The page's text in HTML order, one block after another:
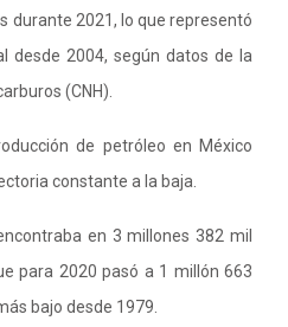
durante 2021, lo que representó
desde 2004, según datos de la
(CNH).
de petróleo en México
constante a la baja.
en 3 millones 382 mil
para 2020 pasó a 1 millón 663
bajo desde 1979.